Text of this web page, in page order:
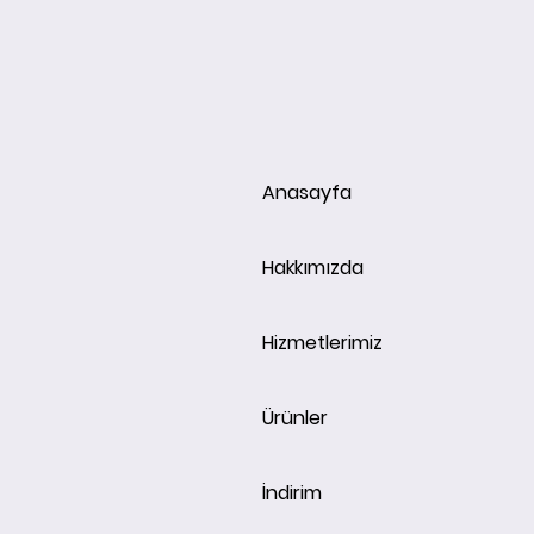
Anasayfa
Hakkımızda
Hizmetlerimiz
Ürünler
İndirim